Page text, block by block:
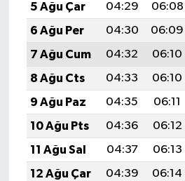
5 Ağu Çar
04:29 06:08
6 Ağu Per
04:30 06:09
7 Ağu Cum
04:32 06:10
8 Ağu Cts
04:33 06:10
9 Ağu Paz
04:35 06:11
10 Ağu Pts
04:36 06:12
11 Ağu Sal
04:37 06:13
12 Ağu Çar
04:39 06:14